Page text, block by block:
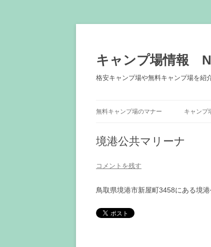
キャンプ場情報
格安キャンプ場や無料キャンプ場を紹
無料キャンプ場のマナー キャンプ
境港公共マリーナ
コメントを残す
鳥取県境港市新屋町3458にある境港